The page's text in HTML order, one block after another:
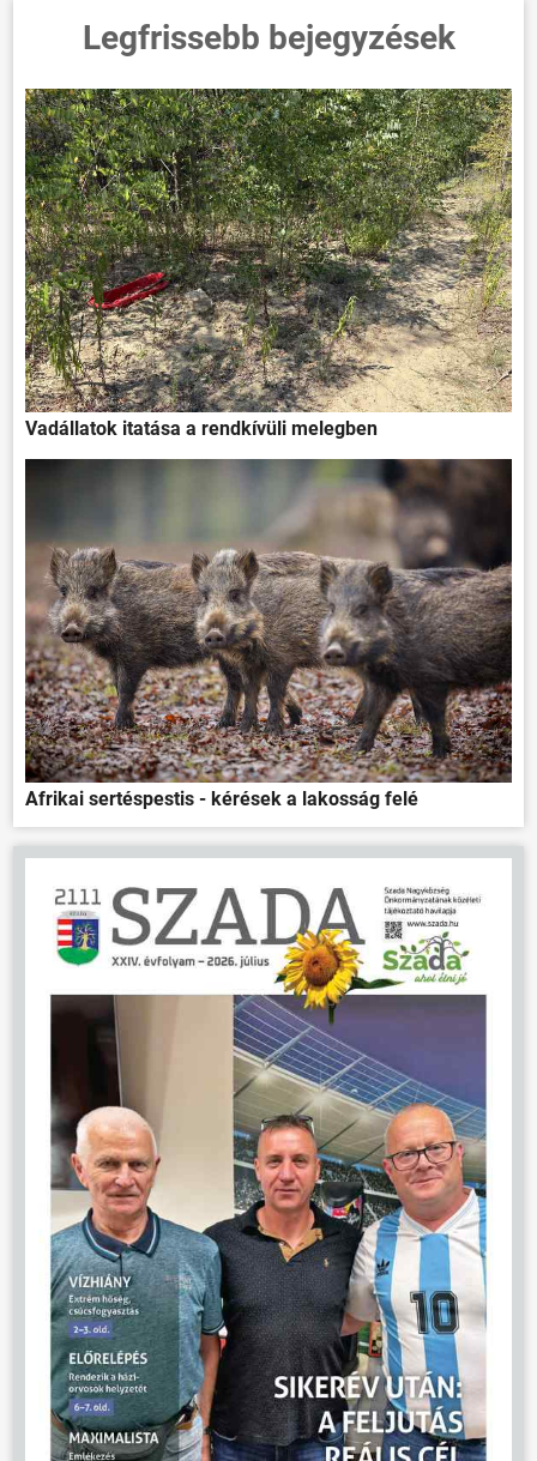
Legfrissebb bejegyzések
Vadállatok itatása a rendkívüli melegben
Afrikai sertéspestis - kérések a lakosság felé